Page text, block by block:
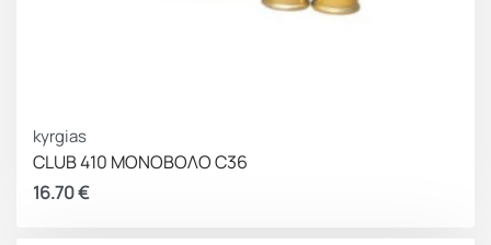
kyrgias
CLUB 410 ΜΟΝΟΒΟΛΟ C36
16.70€